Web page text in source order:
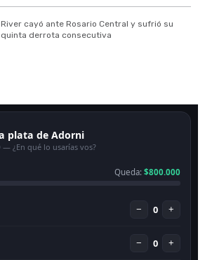
River cayó ante Rosario Central y sufrió su
quinta derrota consecutiva